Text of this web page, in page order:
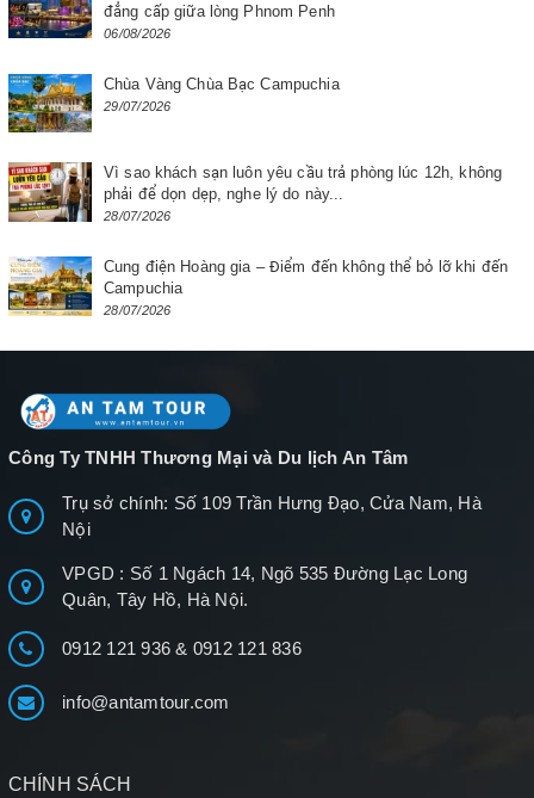
đẳng cấp giữa lòng Phnom Penh
06/08/2026
Chùa Vàng Chùa Bạc Campuchia
29/07/2026
Vì sao khách sạn luôn yêu cầu trả phòng lúc 12h, không
phải để dọn dẹp, nghe lý do này...
28/07/2026
Cung điện Hoàng gia – Điểm đến không thể bỏ lỡ khi đến
Campuchia
28/07/2026
Công Ty TNHH Thương Mại và Du lịch An Tâm
Trụ sở chính: Số 109 Trần Hưng Đạo, Cửa Nam, Hà
Nội
VPGD : Số 1 Ngách 14, Ngõ 535 Đường Lạc Long
Quân, Tây Hồ, Hà Nội.
0912 121 936& 0912 121 836
info@antamtour.com
CHÍNH SÁCH